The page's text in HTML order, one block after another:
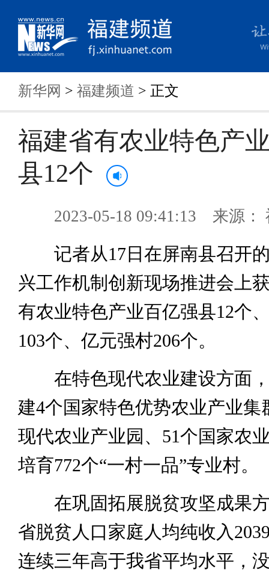
新华网 > 福建频道 > 正文
福建省有农业特色产
县12个
2023-05-18 09:41:13 来源：
记者从17日在屏南县召开的
兴工作机制创新现场推进会上
有农业特色产业百亿强县12个
103个、亿元强村206个。
在特色现代农业建设方面，
建4个国家特色优势农业产业集
现代农业产业园、51个国家农
培育772个“一村一品”专业村。
在巩固拓展脱贫攻坚成果方
省脱贫人口家庭人均纯收入
连续三年高于我省平均水平，